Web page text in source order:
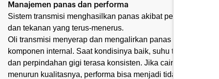
Manajemen panas dan performa
Sistem transmisi menghasilkan panas akibat pergerakan
dan tekanan yang terus-menerus.
Oli transmisi menyerap dan mengalirkan panas dari
komponen internal. Saat kondisinya baik, suhu tetap stabil
dan perpindahan gigi terasa konsisten. Jika cairan sudah
menurun kualitasnya, performa bisa menjadi tidak stabil.